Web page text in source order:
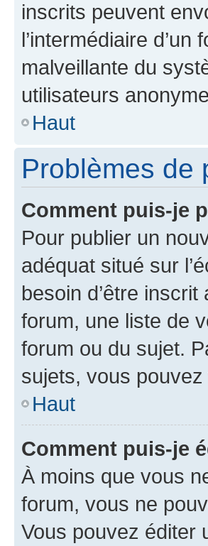
inscrits peuvent
l’intermédiaire
malveillante du
utilisateurs
Haut
Problèmes de
Comment puis-je
Pour publier un
adéquat situé sur
besoin d’être
forum, une liste de
forum ou du sujet.
sujets, vous
Haut
Comment puis-je
À moins que vous
forum, vous ne
Vous pouvez éditer